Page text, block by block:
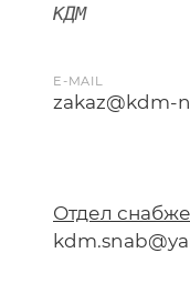
КДМ
E-MAIL
zakaz@kdm-
Отдел